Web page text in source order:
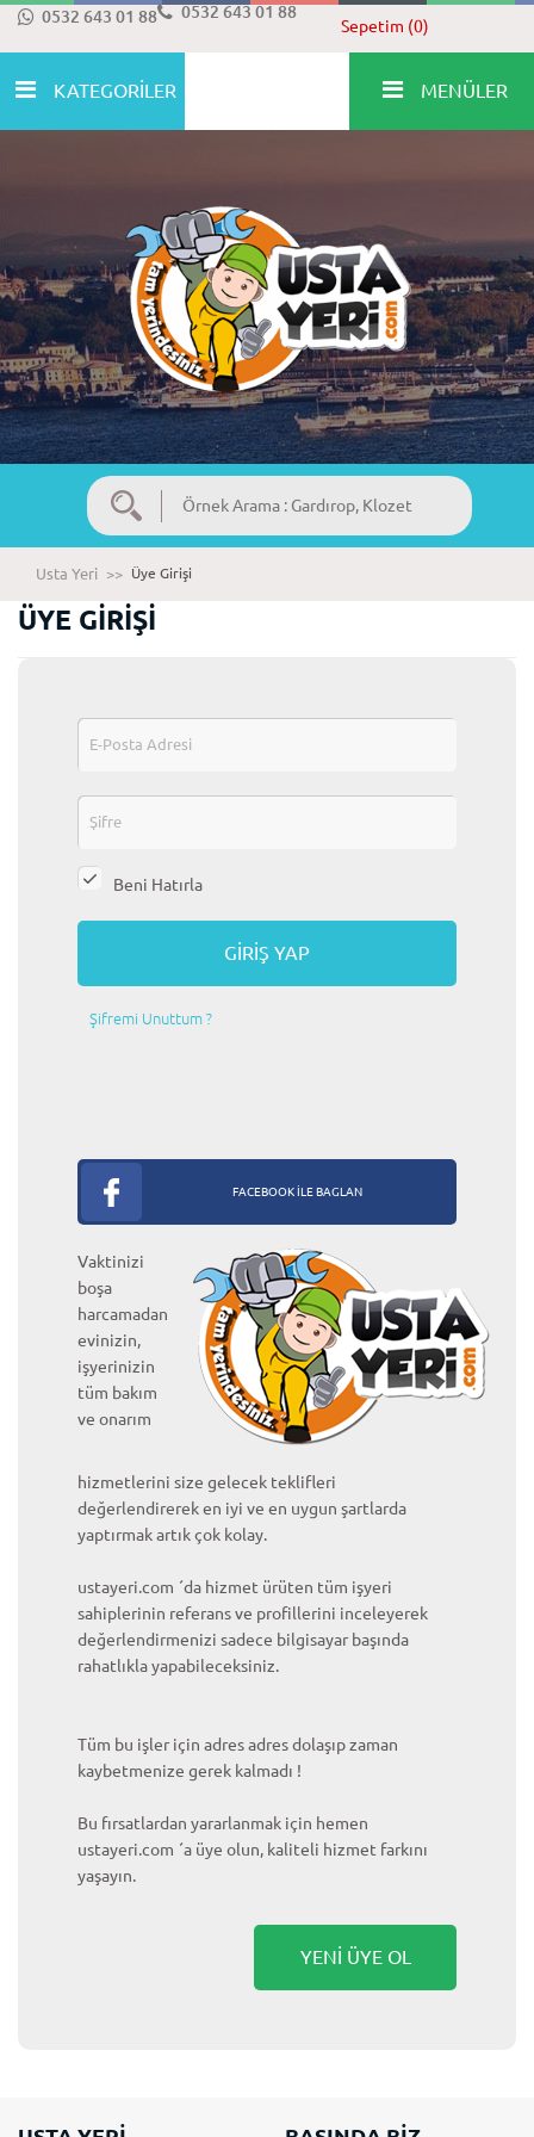
0532 643 01 88 0532 643 01 88
Sepetim (0)
KATEGORİLER MENÜLER
Usta Yeri >> Üye Girişi
ÜYE GİRİŞİ
Beni Hatırla
Şifremi Unuttum ?
FACEBOOK İLE BAGLAN
Vaktinizi
boşa
harcamadan
evinizin,
işyerinizin
tüm bakım
ve onarım
hizmetlerini size gelecek teklifleri
değerlendirerek en iyi ve en uygun şartlarda
yaptırmak artık çok kolay.
ustayeri.com ´da hizmet ürüten tüm işyeri
sahiplerinin referans ve profillerini inceleyerek
değerlendirmenizi sadece bilgisayar başında
rahatlıkla yapabileceksiniz.
Tüm bu işler için adres adres dolaşıp zaman
kaybetmenize gerek kalmadı !
Bu fırsatlardan yararlanmak için hemen
ustayeri.com ´a üye olun, kaliteli hizmet farkını
yaşayın.
YENİ ÜYE OL